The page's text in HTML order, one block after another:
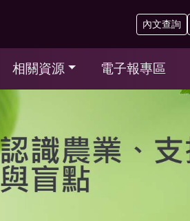
內文查詢
相關資源 電子報專區